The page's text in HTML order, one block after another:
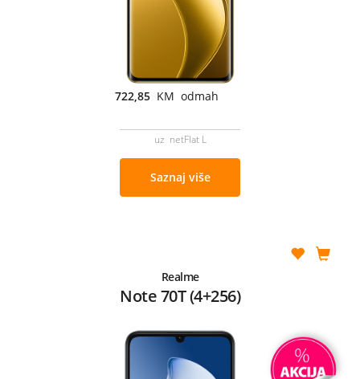
722,85 KM odmah
uz netFlat L
Saznaj više
Realme
Note 70T (4+256)